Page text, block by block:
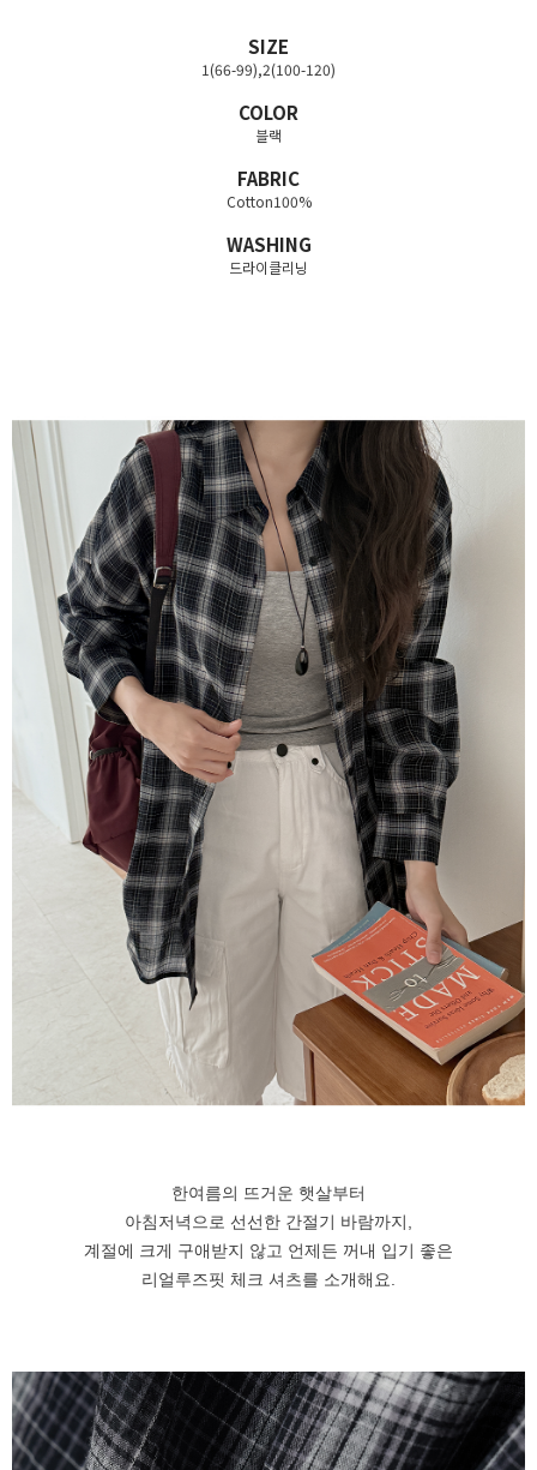
SIZE
1(66-99),2(100-120)
COLOR
블랙
FABRIC
Cotton100%
WASHING
드라이클리닝
한여름의 뜨거운 햇살부터
아침저녁으로 선선한 간절기 바람까지,
계절에 크게 구애받지 않고 언제든 꺼내 입기 좋은
리얼루즈핏 체크 셔츠를 소개해요.